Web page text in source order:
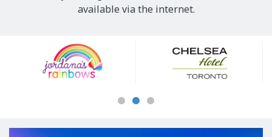
available via the internet.
Sponsors